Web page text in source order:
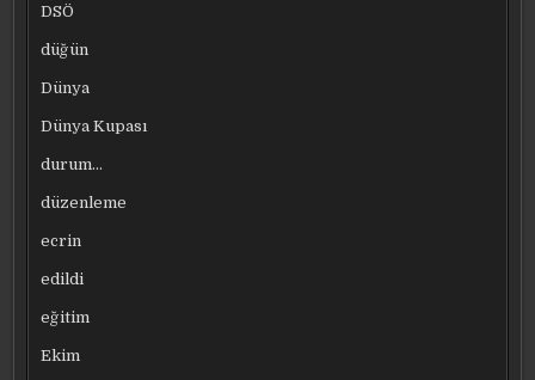
DSÖ
düğün
Dünya
Dünya Kupası
durum…
düzenleme
ecrin
edildi
eğitim
Ekim